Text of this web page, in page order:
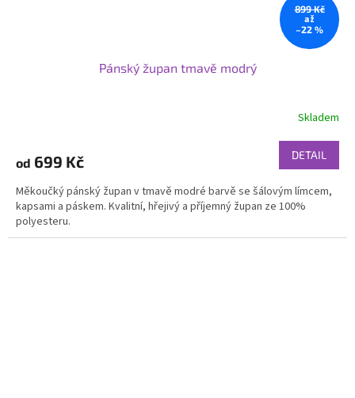
899 Kč
až
–22 %
Pánský župan tmavě modrý
Skladem
od 699 Kč DETAIL
Měkoučký pánský župan v tmavě modré barvě se šálovým límcem,
kapsami a páskem. Kvalitní, hřejivý a příjemný župan ze 100%
polyesteru.